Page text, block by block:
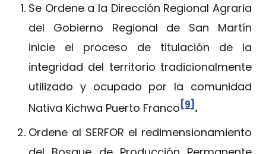
Se Ordene a la Dirección Regional Agraria
del Gobierno Regional de San Martín
inicie el proceso de titulación de la
integridad del territorio tradicionalmente
utilizado y ocupado por la comunidad
Nativa Kichwa Puerto Franco [9] .
Ordene al SERFOR el redimensionamiento